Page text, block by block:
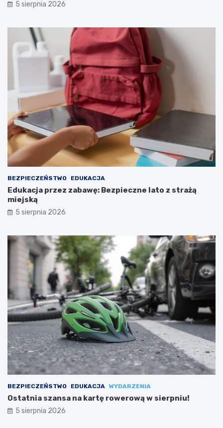
5 sierpnia 2026
BEZPIECZEŃSTWO EDUKACJA
Edukacja przez zabawę: Bezpieczne lato z strażą
miejską
5 sierpnia 2026
BEZPIECZEŃSTWO EDUKACJA WYDARZENIA
Ostatnia szansa na kartę rowerową w sierpniu!
5 sierpnia 2026